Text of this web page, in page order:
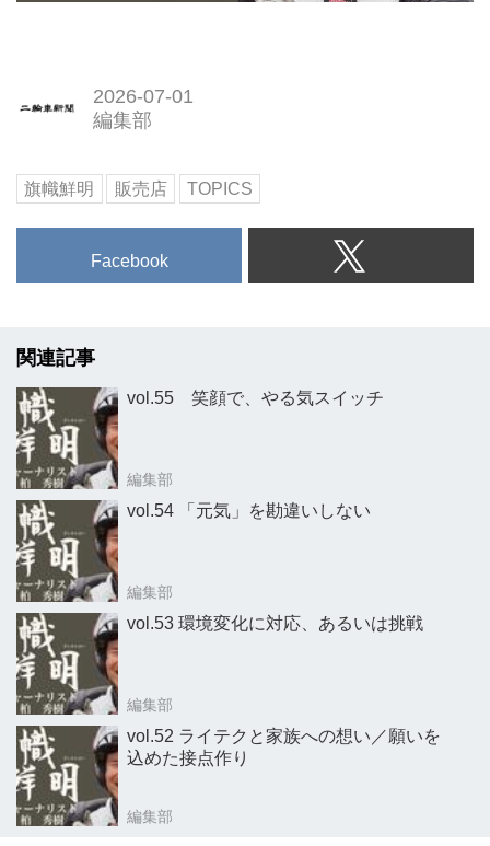
2026-07-01
編集部
旗幟鮮明 販売店 TOPICS
Facebook
関連記事
vol.55 笑顔で、やる気スイッチ
編集部
vol.54 「元気」を勘違いしない
編集部
vol.53 環境変化に対応、あるいは挑戦
編集部
vol.52 ライテクと家族への想い／願いを
込めた接点作り
編集部